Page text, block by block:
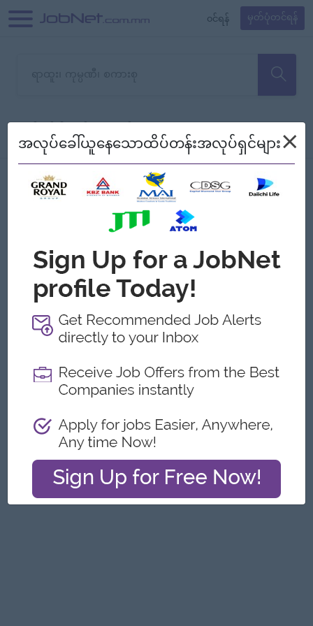
၀င်ရန် မှတ်ပုံတင်ရန်
သော အလုပ်မရှိသေးပါ။
စစ်ရန် စဉ်၍ကြည့်မည်
Myanmar
အလုပ်ခေါ်ယူနေသောထိပ်တန်းအလုပ်ရှင်များ×